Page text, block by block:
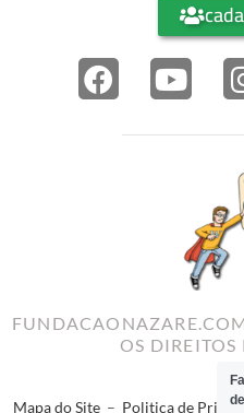
OS DIREITOS
Mapa do Site – Politica de